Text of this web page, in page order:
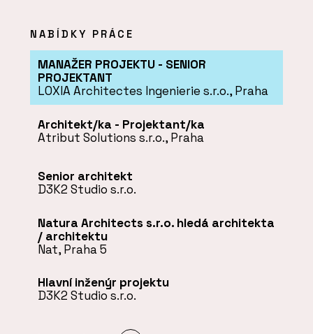
NABÍDKY PRÁCE
MANAŽER PROJEKTU - SENIOR
PROJEKTANT
LOXIA Architectes Ingenierie s.r.o., Praha
Architekt/ka - Projektant/ka
Atribut Solutions s.r.o., Praha
Senior architekt
D3K2 Studio s.r.o.
Natura Architects s.r.o. hledá architekta
/ architektu
Nat, Praha 5
Hlavní inženýr projektu
D3K2 Studio s.r.o.